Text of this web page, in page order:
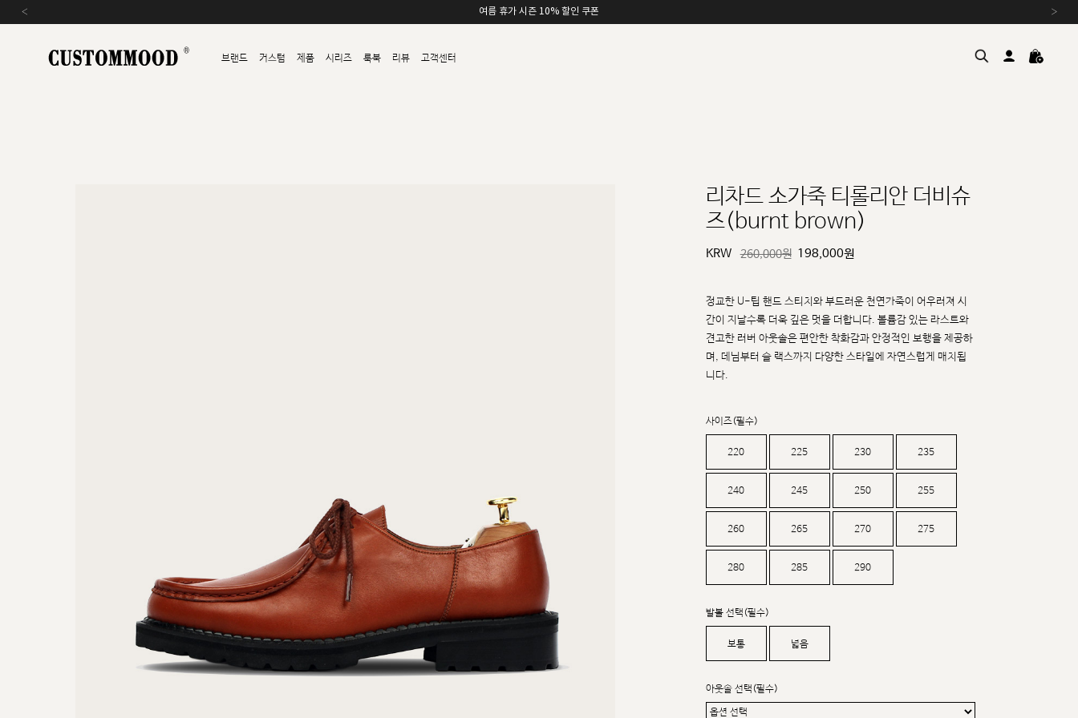
여름 휴가 시즌 10% 할인 쿠폰
‹ ›
브랜드 커스텀 제품 시리즈 룩북 리뷰 고객센터
sat,sun,holiday off
리차드 소가죽 티롤리안 더비슈
즈(burnt brown)
KRW 260,000원 198,000원
정교한 U-팁 핸드 스티치와 부드러운 천연가죽이 어우러져 시
간이 지날수록 더욱 깊은 멋을 더합니다. 볼륨감 있는 라스트와
견고한 러버 아웃솔은 편안한 착화감과 안정적인 보행을 제공하
며, 데님부터 슬 랙스까지 다양한 스타일에 자연스럽게 매치됩
니다.
사이즈(필수)
220 225 230 235
240 245 250 255
260 265 270 275
280 285 290
발볼 선택(필수)
보통 넓음
아웃솔 선택(필수)